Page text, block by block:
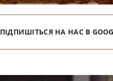
ПІДПИШІТЬСЯ НА НАС В